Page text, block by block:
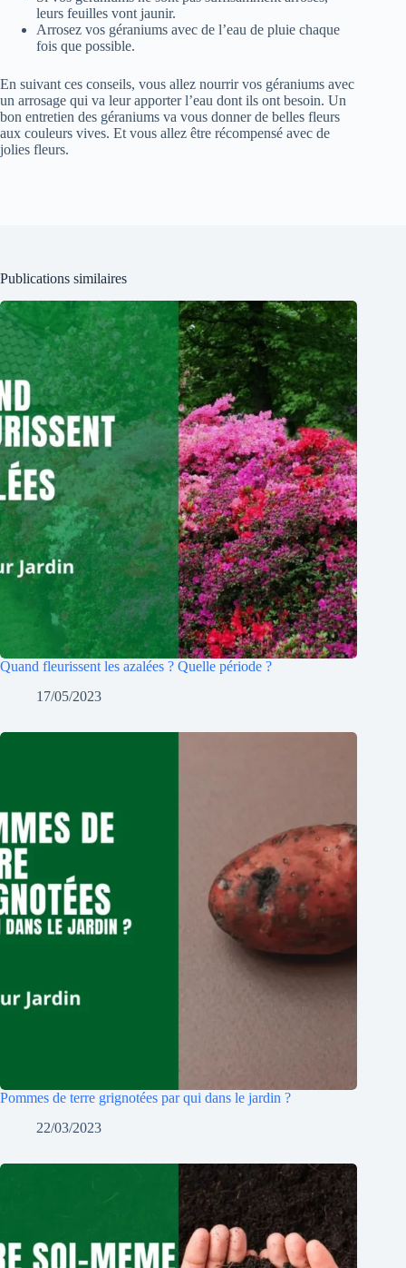
leurs feuilles vont jaunir.
Arrosez vos géraniums avec de l’eau de pluie chaque
fois que possible.
En suivant ces conseils, vous allez nourrir vos géraniums avec
un arrosage qui va leur apporter l’eau dont ils ont besoin. Un
bon entretien des géraniums va vous donner de belles fleurs
aux couleurs vives. Et vous allez être récompensé avec de
jolies fleurs.
Publications similaires
Quand fleurissent les azalées ? Quelle période ?
17/05/2023
Pommes de terre grignotées par qui dans le jardin ?
22/03/2023